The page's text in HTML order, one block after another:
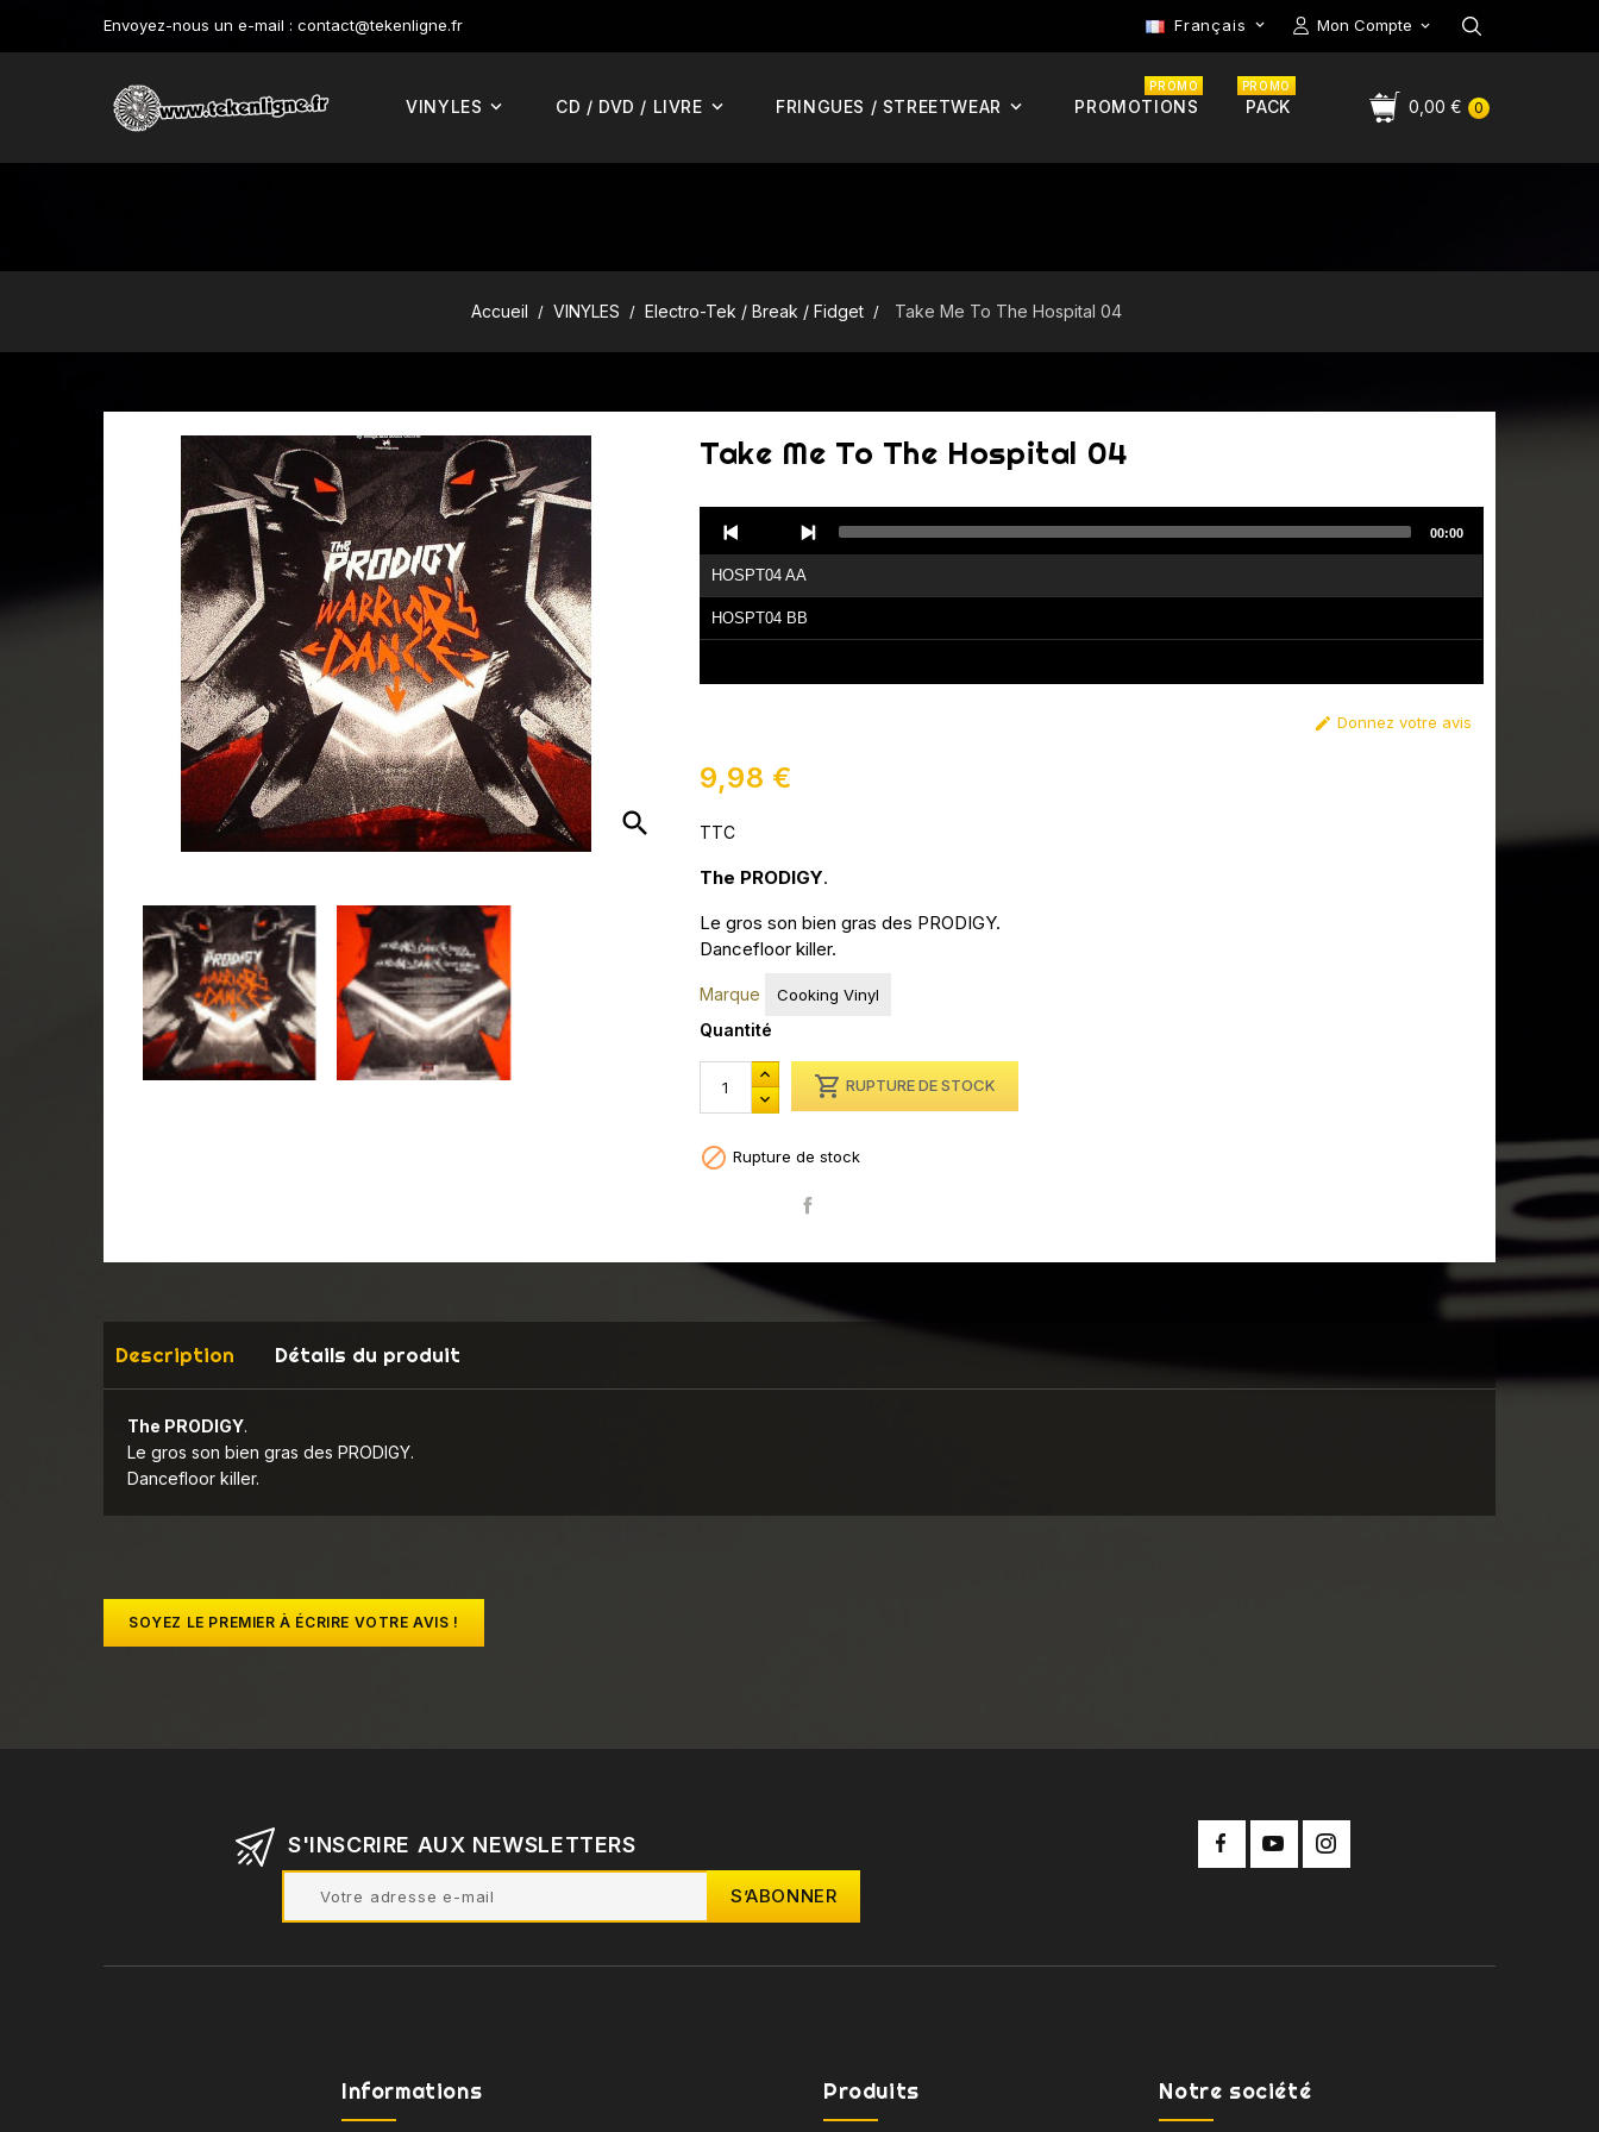
Envoyez-nous un e-mail : contact@tekenligne.fr Mon Compte
Français 
0
0,00 €
VINYLES CD / DVD / LIVRE FRINGUES / STREETWEAR PROMOTIONS
PROMO
PACK
PROMO
Accueil VINYLES Electro-Tek / Break / Fidget Take Me To The Hospital 04
search
Take Me To The Hospital 04
Player
HOSPT04 AA
HOSPT04 BB
00:00
 Donnez votre avis
9,98 €
TTC
The PRODIGY.
Le gros son bien gras des PRODIGY.
Dancefloor killer.
Marque Cooking Vinyl
Quantité
 RUPTURE DE STOCK
 Rupture de stock
Description Détails du produit
The PRODIGY.
Le gros son bien gras des PRODIGY.
Dancefloor killer.
SOYEZ LE PREMIER À ÉCRIRE VOTRE AVIS !
S'INSCRIRE AUX NEWSLETTERS
Informations Produits Notre société